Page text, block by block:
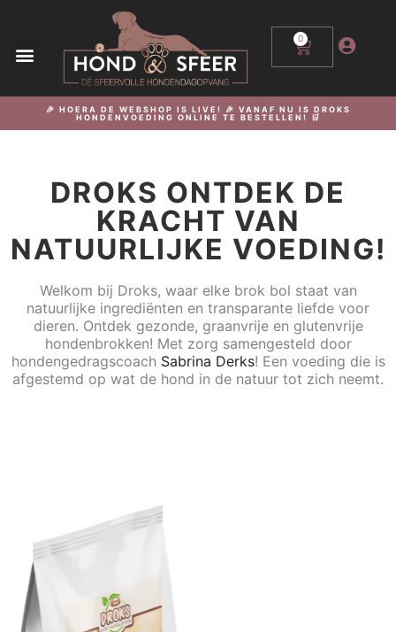
0
🎉 HOERA DE WEBSHOP IS LIVE! 🎉 VANAF NU IS DROKS
HONDENVOEDING ONLINE TE BESTELLEN! 🛒
DROKS ONTDEK DE
KRACHT VAN
NATUURLIJKE VOEDING!
Welkom bij Droks, waar elke brok bol staat van
natuurlijke ingrediënten en transparante liefde voor
dieren. Ontdek gezonde, graanvrije en glutenvrije
hondenbrokken! Met zorg samengesteld door
hondengedragscoach Sabrina Derks! Een voeding die is
afgestemd op wat de hond in de natuur tot zich neemt.